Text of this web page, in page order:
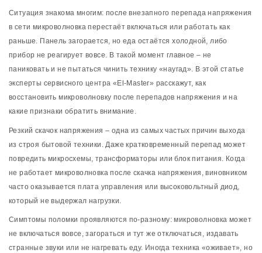
Ситуация знакома многим: после внезапного перепада напряжения
в сети микроволновка перестаёт включаться или работать как
раньше. Панель загорается, но еда остаётся холодной, либо
прибор не реагирует вовсе. В такой момент главное – не
паниковать и не пытаться чинить технику «наугад». В этой статье
эксперты сервисного центра «El-Master» расскажут, как
восстановить микроволновку после перепадов напряжения и на
какие признаки обратить внимание.
Резкий скачок напряжения – одна из самых частых причин выхода
из строя бытовой техники. Даже кратковременный перепад может
повредить микросхемы, трансформаторы или блок питания. Когда
не работает микроволновка после скачка напряжения, виновником
часто оказывается плата управления или высоковольтный диод,
который не выдержал нагрузки.
Симптомы поломки проявляются по-разному: микроволновка может
не включаться вовсе, загораться и тут же отключаться, издавать
странные звуки или не нагревать еду. Иногда техника «оживает», но